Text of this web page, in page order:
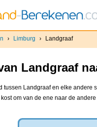
› Limburg › Landgraaf
Landgraaf
tussen Landgraaf en elke
om van de ene naar de